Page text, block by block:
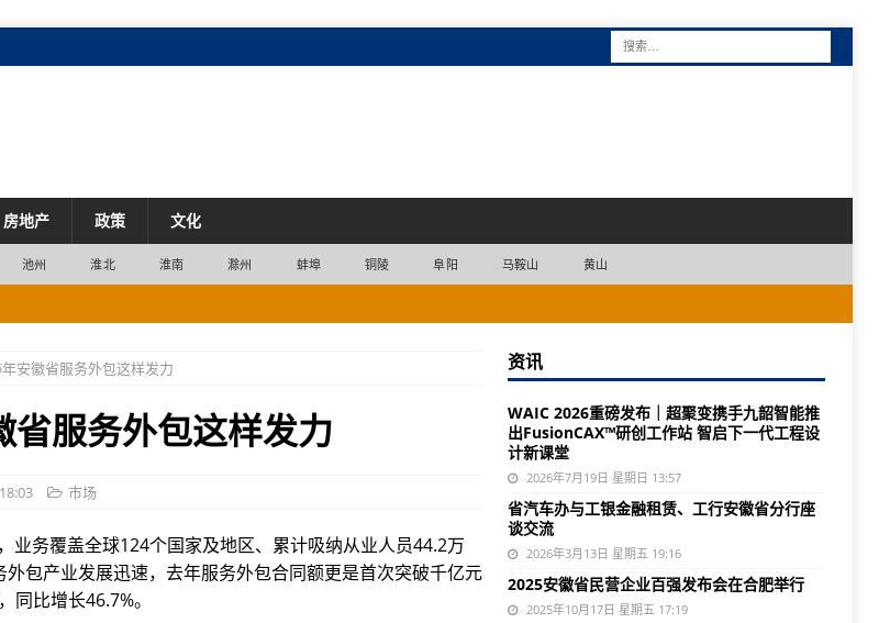
房地产 政策 文化
池州 淮北 淮南 滁州 蚌埠 铜陵 阜阳 马鞍山 黄山
安徽省服务外包这样发力
省服务外包这样发力
市场
业务覆盖全球124个国家及地区、累计吸纳从业人员44.2万
包产业发展迅速，去年服务外包合同额更是首次突破千亿元
同比增长46.7%。
资讯
WAIC 2026重磅发布｜超聚变携手九韶智能推
出FusionCAX™研创工作站 智启下一代工程设
计新课堂
2026年7月19日 星期日 13:57
省汽车办与工银金融租赁、工行安徽省分行座
谈交流
2026年3月13日 星期五 19:16
2025安徽省民营企业百强发布会在合肥举行
2025年10月17日 星期五 17:19